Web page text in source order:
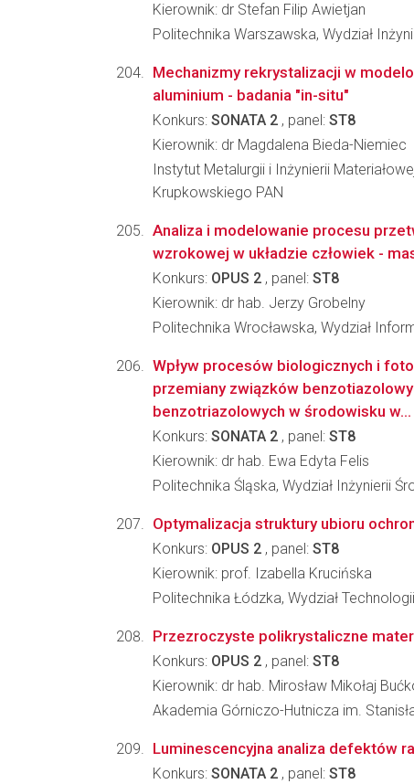
Kierownik: dr Stefan Filip Awietjan
Politechnika Warszawska, Wydział
Mechanizmy rekrystalizacji w
aluminium - badania "in-situ"
Konkurs: SONATA 2 , panel: ST8
Kierownik: dr Magdalena Bieda-Niemiec
Instytut Metalurgii i Inżynierii
Krupkowskiego PAN
Analiza i modelowanie procesu
wzrokowej w układzie człowiek -
Konkurs: OPUS 2 , panel: ST8
Kierownik: dr hab. Jerzy Grobelny
Politechnika Wrocławska, Wydział
Wpływ procesów biologicznych i
przemiany związków
benzotriazolowych w środowisku w...
Konkurs: SONATA 2 , panel: ST8
Kierownik: dr hab. Ewa Edyta Felis
Politechnika Śląska, Wydział Inżynierii
Optymalizacja struktury ubioru
Konkurs: OPUS 2 , panel: ST8
Kierownik: prof. Izabella Krucińska
Politechnika Łódzka, Wydział
Przezroczyste polikrystaliczne
Konkurs: OPUS 2 , panel: ST8
Kierownik: dr hab. Mirosław Mikołaj
Akademia Górniczo-Hutnicza im.
Luminescencyjna analiza defektów
Konkurs: SONATA 2 , panel: ST8